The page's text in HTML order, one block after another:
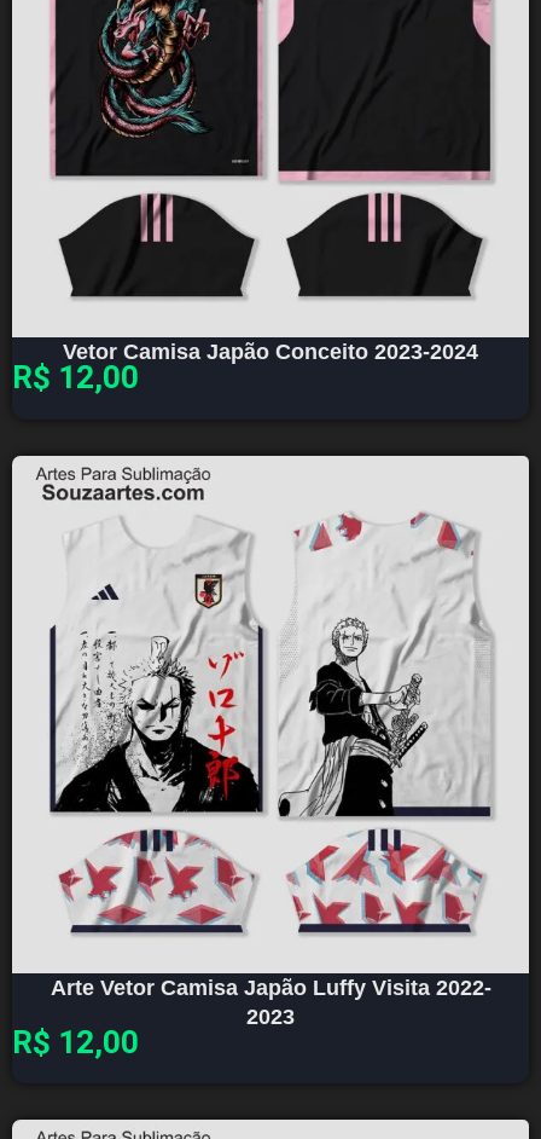
Vetor Camisa Japão Conceito 2023-2024
R$ 12,00
Arte Vetor Camisa Japão Luffy Visita 2022-
2023
R$ 12,00